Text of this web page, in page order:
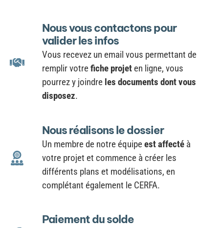
Nous vous contactons pour
valider les infos
Vous recevez un email vous permettant de
remplir votrefiche projet en ligne, vous
pourrez y joindre les documents dont vous
disposez.
Nous réalisons le dossier
Un membre de notre équipeest affecté à
votre projet et commence à créer les
différents plans et modélisations, en
complétant également le CERFA.
Paiement du solde